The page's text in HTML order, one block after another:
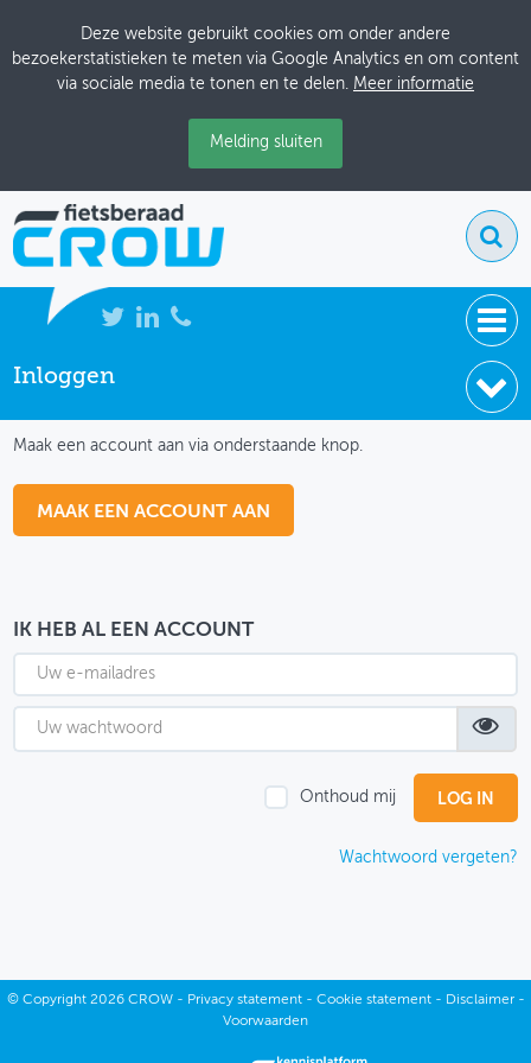
Deze website gebruikt cookies om onder andere
bezoekerstatistieken te meten via Google Analytics en om content
via sociale media te tonen en te delen. Meer informatie
Melding sluiten
NIEUWS
THEMASITES
MIJN PROFIEL
GEBRUIKER
Inloggen
Maak een account aan via onderstaande knop.
MAAK EEN ACCOUNT AAN
IK HEB AL EEN ACCOUNT
Onthoud mij
Wachtwoord vergeten?
© Copyright2026 CROW - Privacy statement- Cookie statement- Disclaimer-
Voorwaarden